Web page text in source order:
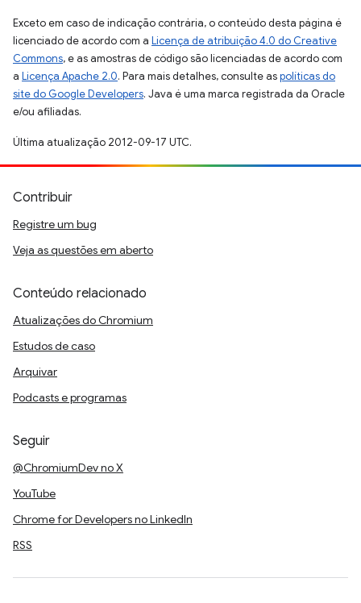
Exceto em caso de indicação contrária, o conteúdo desta página é
licenciado de acordo com a Licença de atribuição 4.0 do Creative
Commons, e as amostras de código são licenciadas de acordo com
a Licença Apache 2.0. Para mais detalhes, consulte aspolíticas do
site do Google Developers. Java é uma marca registrada da Oracle
e/ou afiliadas.
Última atualização 2012-09-17 UTC.
Contribuir
Registre um bug
Veja as questões em aberto
Conteúdo relacionado
Atualizações do Chromium
Estudos de caso
Arquivar
Podcasts e programas
Seguir
@ChromiumDev no X
YouTube
Chrome for Developers no LinkedIn
RSS